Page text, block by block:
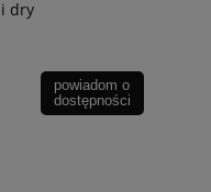
dry
powiadom o
dostępności